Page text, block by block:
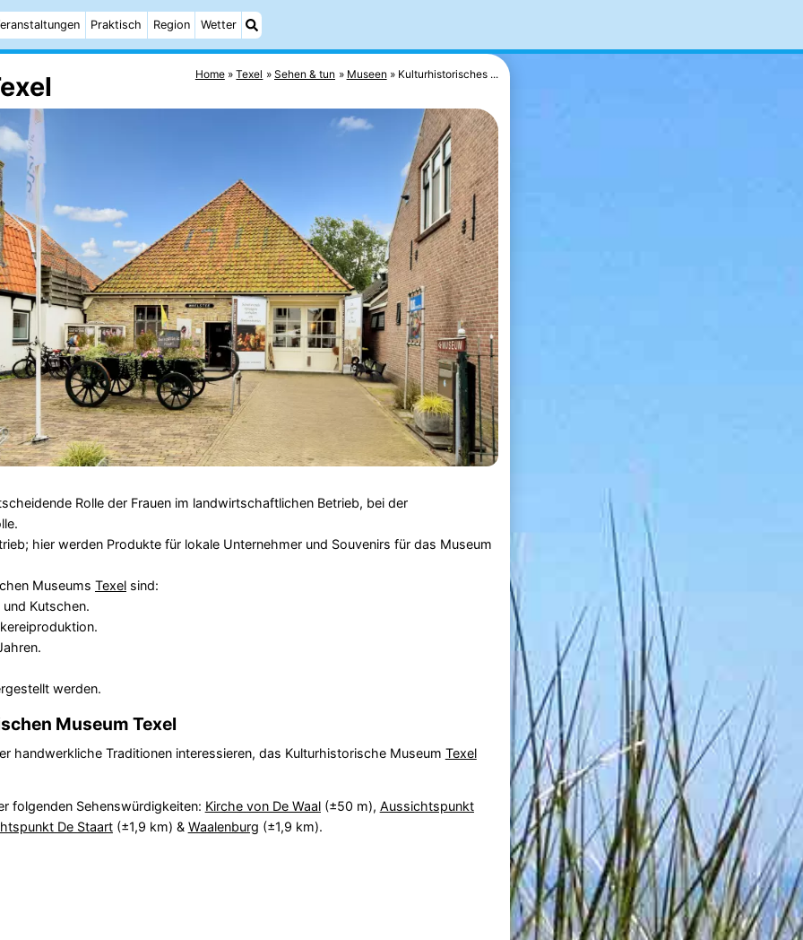
Praktisch Region Wetter
Home Texel Sehen & tun Museen Kulturhistorisches ...
Rolle der Frauen im landwirtschaftlichen Betrieb, bei der
hier werden Produkte für lokale Unternehmer und Souvenirs für das Museum
Museums Texelsind:
Kutschen.
werden.
Museum Texel
handwerkliche Traditionen interessieren, das Kulturhistorische Museum Texel
folgenden Sehenswürdigkeiten: Kirche von De Waal(±50 m), Aussichtspunkt
De Staart(±1,9 km) & Waalenburg (±1,9 km).